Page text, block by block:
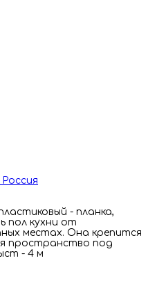
- планка,
пол кухни от
местах. Она крепится
пространство под
- 4 м